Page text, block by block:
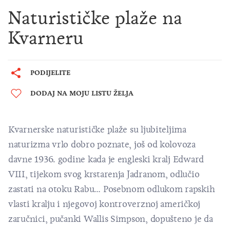
Naturističke plaže na
Kvarneru
PODIJELITE
DODAJ NA MOJU LISTU ŽELJA
Kvarnerske naturističke plaže su ljubiteljima
naturizma vrlo dobro poznate, još od kolovoza
davne 1936. godine kada je engleski kralj Edward
VIII, tijekom svog krstarenja Jadranom, odlučio
zastati na otoku Rabu… Posebnom odlukom rapskih
vlasti kralju i njegovoj kontroverznoj američkoj
zaručnici, pučanki Wallis Simpson, dopušteno je da